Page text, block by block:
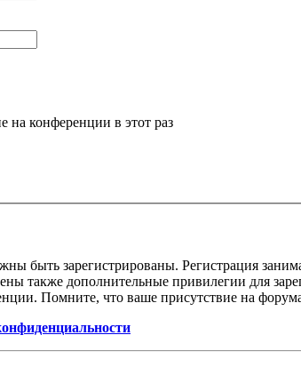
на конференции в этот раз
быть зарегистрированы. Регистрация
также дополнительные привилегии для
Помните, что ваше присутствие на